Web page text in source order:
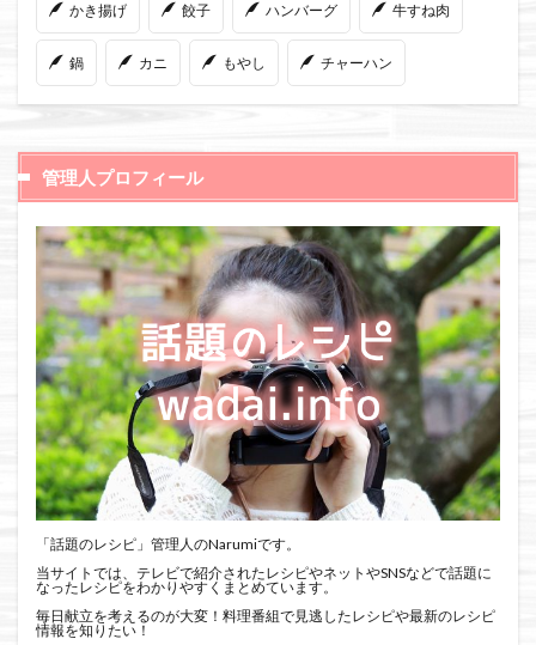
かき揚げ 餃子 ハンバーグ 牛すね肉
鍋 カニ もやし チャーハン
管理人プロフィール
「話題のレシピ」管理人のNarumiです。
当サイトでは、テレビで紹介されたレシピやネットやSNSなどで話題に
なったレシピをわかりやすくまとめています。
毎日献立を考えるのが大変！料理番組で見逃したレシピや最新のレシピ
情報を知りたい！